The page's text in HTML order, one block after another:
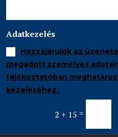
Adatkezelés
Hozzájárulok az
megadott személyes
tájékoztatóban
kezeléséhez.
2 + 15 =